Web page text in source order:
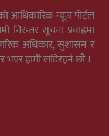
आधिकारिक न्यूज पोर्टल
सूचना प्रवाहमा
अधिकार, सुशासन र
भएर हामी लडिरहने छौ ।